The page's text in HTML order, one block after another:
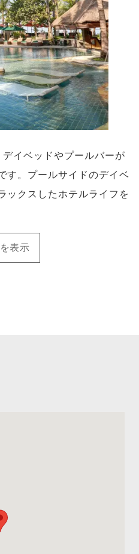
イベッドやプールバーが
す。プールサイドのデイベ
ックスしたホテルライフを
表示